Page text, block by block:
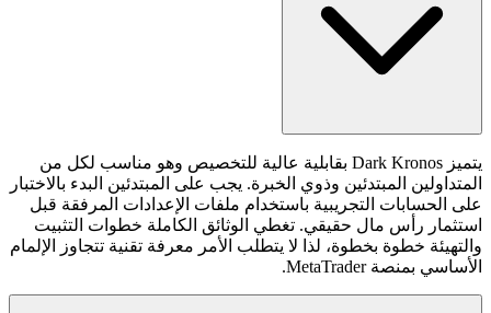
يتميز Dark Kronos بقابلية عالية للتخصيص وهو مناسب لكل من
المتداولين المبتدئين وذوي الخبرة. يجب على المبتدئين البدء بالاختبار
على الحسابات التجريبية باستخدام ملفات الإعدادات المرفقة قبل
استثمار رأس مال حقيقي. تغطي الوثائق الكاملة خطوات التثبيت
والتهيئة خطوة بخطوة، لذا لا يتطلب الأمر معرفة تقنية تتجاوز الإلمام
الأساسي بمنصة MetaTrader.